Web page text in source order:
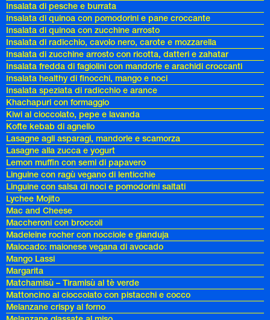
Insalata di pesche e burrata
Insalata di quinoa con pomodorini e pane croccante
Insalata di quinoa con zucchine arrosto
Insalata di radicchio, cavolo nero, carote e mozzarella
Insalata di zucchine arrosto con ricotta, datteri e zahatar
Insalata fredda di fagiolini con mandorle e arachidi croccanti
Insalata healthy di finocchi, mango e noci
Insalata speziata di radicchio e arance
Khachapuri con formaggio
Kiwi al cioccolato, pepe e lavanda
Kofte kebab di agnello
Lasagne agli asparagi, mandorle e scamorza
Lasagne alla zucca e yogurt
Lemon muffin con semi di papavero
Linguine con ragù vegano di lenticchie
Linguine con salsa di noci e pomodorini saltati
Lychee Mojito
Mac and Cheese
Maccheroni con broccoli
Madeleine rocher con nocciole e gianduja
Maiocado: maionese vegana di avocado
Mango Lassi
Margarita
Matchamisù – Tiramisù al tè verde
Mattoncino al cioccolato con pistacchi e cocco
Melanzane crispy al forno